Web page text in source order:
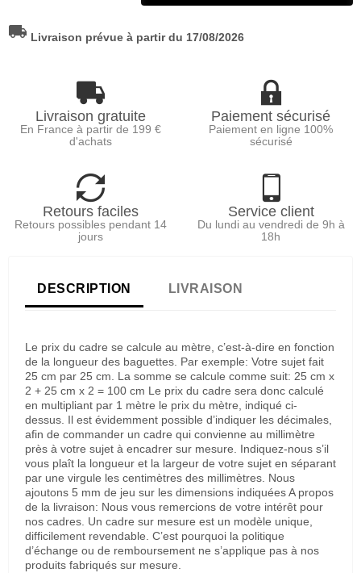
local_shipping Livraison prévue à partir du 17/08/2026
Livraison gratuite
En France à partir de 199 €
d'achats
Paiement sécurisé
Paiement en ligne 100%
sécurisé
Retours faciles
Retours possibles pendant 14
jours
Service client
Du lundi au vendredi de 9h à
18h
DESCRIPTION LIVRAISON
Le prix du cadre se calcule au mètre, c’est-à-dire en fonction
de la longueur des baguettes. Par exemple: Votre sujet fait
25 cm par 25 cm. La somme se calcule comme suit: 25 cm x
2 + 25 cm x 2 = 100 cm Le prix du cadre sera donc calculé
en multipliant par 1 mètre le prix du mètre, indiqué ci-
dessus. Il est évidemment possible d’indiquer les décimales,
afin de commander un cadre qui convienne au millimètre
près à votre sujet à encadrer sur mesure. Indiquez-nous s’il
vous plaît la longueur et la largeur de votre sujet en séparant
par une virgule les centimètres des millimètres. Nous
ajoutons 5 mm de jeu sur les dimensions indiquées A propos
de la livraison: Nous vous remercions de votre intérêt pour
nos cadres. Un cadre sur mesure est un modèle unique,
difficilement revendable. C’est pourquoi la politique
d’échange ou de remboursement ne s’applique pas à nos
produits fabriqués sur mesure.